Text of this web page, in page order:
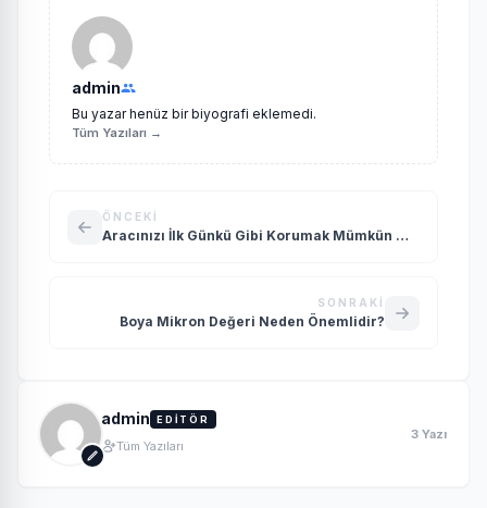
admin
Bu yazar henüz bir biyografi eklemedi.
Tüm Yazıları →
ÖNCEKI
Aracınızı İlk Günkü Gibi Korumak Mümkün Mü?
SONRAKI
Boya Mikron Değeri Neden Önemlidir?
admin EDİTÖR
Tüm Yazıları
3 Yazı